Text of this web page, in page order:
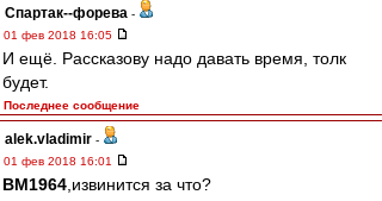
Cпартак--форева -
01 фев 2018 16:05
И ещё. Рассказову надо давать время, толк
будет.
Последнее сообщение
alek.vladimir -
01 фев 2018 16:01
BM1964 ,извинится за что?